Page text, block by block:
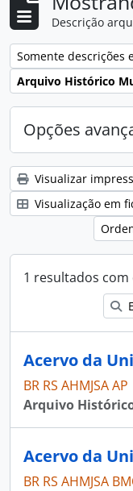
Descrição
Remover filtro:
Somente descrições
Remover filtro:
Arquivo Histórico
Opções
Visualizar
Visualização em
1 resultados
BR RS AHMJSA AP
Arquivo
BR RS AHMJSA